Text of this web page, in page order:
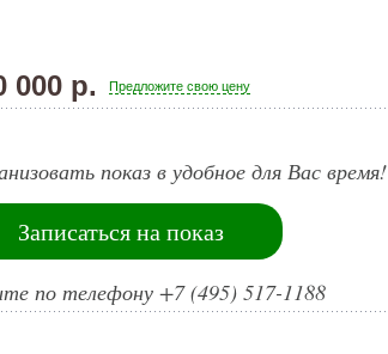
000 р. Предложите свою цену
показ в удобное для Вас время!
Записаться на показ
по телефону +7 (495) 517-1188